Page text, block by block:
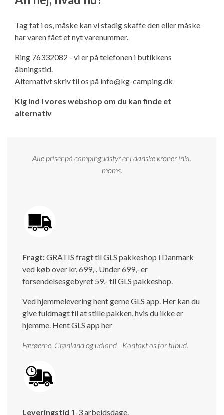
Adria Astella
Next
Hobby Prestige
Hobby Maxia
Ny campingvogn - godt at vide
Lille campingvogn
Finansiering af campingvogn
Vil du sælge din campingvogn?
Brugte telte og udstyr
Isabella Fortelte
Isabella weekend- og vinterfortelte
Isabella Opstillingsvejledninger
Camping erhverv
Adria Coral
Adria Compact
Internet i campingvognen
Aircondition og klimaanlæg
Gas-komfort i din campingvogn
Byvand - rindende vand i campingvognen
GPS tracker til autocamper og campingvogn
Sikker handel
Klagemuligheder
Handelsbetingelser - webshop
Persondata
GPDR - KG Camping Kundeklub
Tag fat i os, måske kan vi stadig skaffe den eller måske
har varen fået et nyt varenummer.
Ring 76332082 - vi er på telefonen i butikkens
åbningstid.
Alternativt skriv til os på info@kg-camping.dk
Kig ind i vores webshop om du kan finde et
alternativ
Alle priser på campingudstyr er i danske kroner inkl.
moms.
Fragt:GRATIS fragt til GLS pakkeshop i Danmark
ved køb over kr. 699,-. Under 699,- er
forsendelsesgebyret 59,- til GLS pakkeshop.
Ved hjemmelevering hent gerne GLS app. Her kan du
give fuldmagt til at stille pakken, hvis du ikke er
hjemme. Hent GLS app her
Færøerne, Grønland og udland - Kontakt os for tilbud.
Leveringstid 1-3 arbejdsdage.